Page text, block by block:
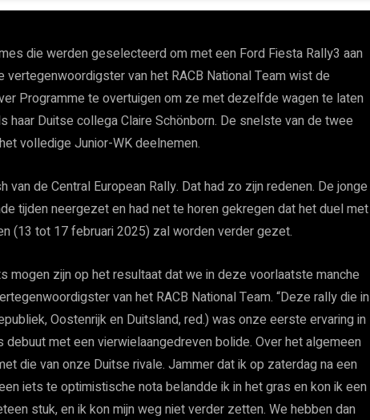
die werden geselecteerd om met een Ford Fiesta Rally3 aan
vertegenwoordigster van het RACB National Team wist de
Programme te overtuigen om ze met dezelfde wagen te laten
haar Duitse collega Claire Schönborn. De snelste van de twee
volledige Junior-WK deelnemen.
de Central European Rally. Dat had zo zijn redenen. De jonge
tijden neergezet en had net te horen gekregen dat het duel met
(13 tot 17 februari 2025) zal worden verder gezet.
mogen zijn op het resultaat dat we in deze voorlaatste manche
van het RACB National Team. “Deze rally die in
Oostenrijk en Duitsland, red.) was onze eerste ervaring in
met een vierwielaangedreven bolide. Over het algemeen
die van onze Duitse rivale. Jammer dat ik op zaterdag na een
iets te optimistische nota belandde ik in het gras en kon ik een
stuk, en ik kon mijn weg niet verder zetten. We hebben dan